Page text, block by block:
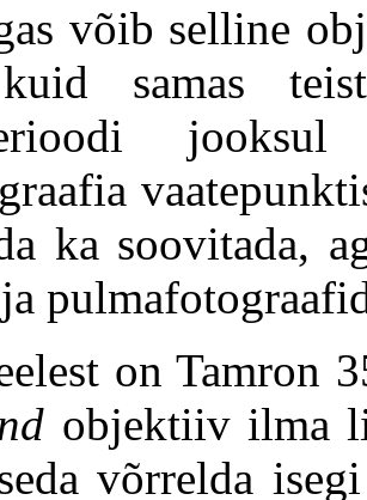
võib selline
samas
ka soovitada,
on Tamron
objektiiv ilma
võrrelda